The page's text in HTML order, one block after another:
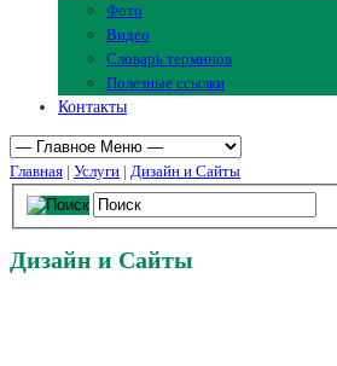
Фото
Видео
Словарь терминов
Полезные ссылки
Контакты
Главная | Услуги | Дизайн и Сайты
Дизайн и Сайты